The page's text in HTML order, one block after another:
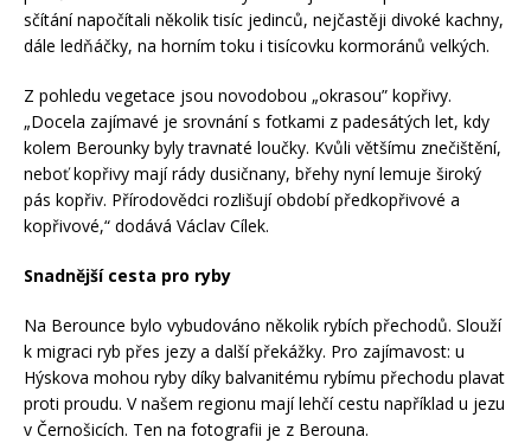
sčítání napočítali několik tisíc jedinců, nejčastěji divoké kachny,
dále ledňáčky, na horním toku i tisícovku kormoránů velkých.
Z pohledu vegetace jsou novodobou „okrasou” kopřivy.
„Docela zajímavé je srovnání s fotkami z padesátých let, kdy
kolem Berounky byly travnaté loučky. Kvůli většímu znečištění,
neboť kopřivy mají rády dusičnany, břehy nyní lemuje široký
pás kopřiv. Přírodovědci rozlišují období předkopřivové a
kopřivové,“ dodává Václav Cílek.
Snadnější cesta pro ryby
Na Berounce bylo vybudováno několik rybích přechodů. Slouží
k migraci ryb přes jezy a další překážky. Pro zajímavost: u
Hýskova mohou ryby díky balvanitému rybímu přechodu plavat
proti proudu. V našem regionu mají lehčí cestu například u jezu
v Černošicích. Ten na fotografii je z Berouna.